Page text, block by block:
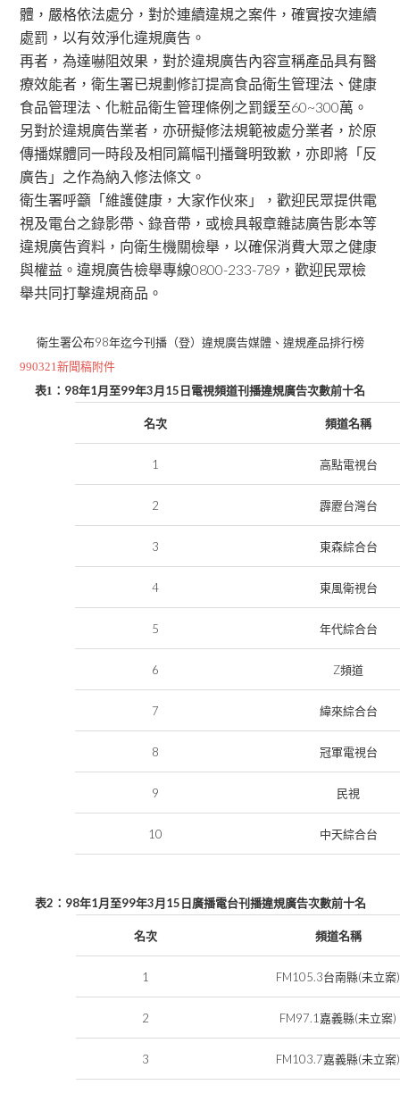
體，嚴格依法處分，對於連續違規之案件，確實按次連續
處罰，以有效淨化違規廣告。
再者，為達嚇阻效果，對於違規廣告內容宣稱產品具有醫
療效能者，衛生署已規劃修訂提高食品衛生管理法、健康
食品管理法、化粧品衛生管理條例之罰鍰至60~300萬。
另對於違規廣告業者，亦研擬修法規範被處分業者，於原
傳播媒體同一時段及相同篇幅刊播聲明致歉，亦即將「反
廣告」之作為納入修法條文。
衛生署呼籲「維護健康，大家作伙來」，歡迎民眾提供電
視及電台之錄影帶、錄音帶，或檢具報章雜誌廣告影本等
違規廣告資料，向衛生機關檢舉，以確保消費大眾之健康
與權益。違規廣告檢舉專線0800-233-789，歡迎民眾檢
舉共同打擊違規商品。
衛生署公布98年迄今刊播（登） 違規廣告媒體、違規產品排行榜
990321新聞稿附件
表1 ： 98年1月至99年3月 15 日 電視頻道刊播違規廣告次數前十名
名次 頻道名稱
1 高點電視台
2 霹靂台灣台
3 東森綜合台
4 東風衛視台
5 年代綜合台
6 Z頻道
7 緯來綜合台
8 冠軍電視台
9 民視
10 中天綜合台
表2 ： 98年1月至99年3月 15 日 廣播電台刊播違規廣告次數前十名
名次 頻道名稱
1 FM105.3台南縣(未立案)
2 FM97.1嘉義縣(未立案)
3 FM103.7嘉義縣(未立案)